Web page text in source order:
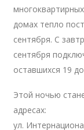
домах тепло
сентября. С
сентября
оставшихся 19
Этой ночью
адресах:
ул.